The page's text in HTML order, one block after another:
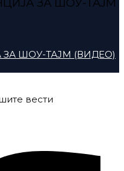
ШОУ-ТАЈМ (ВИДЕО)
вести